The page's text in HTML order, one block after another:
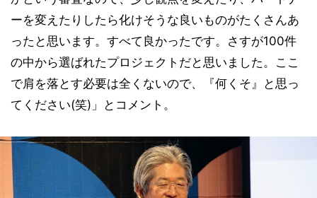
ーを変えたりしたら化けそうな良いものがたくさんあ
ったと思います。すべて良かったです。さすが100件
の中から選ばれたプロジェクトだと思いました。ここ
で肩を落とす必要は全くないので、『何くそ』と思っ
てください(笑)」とコメント。